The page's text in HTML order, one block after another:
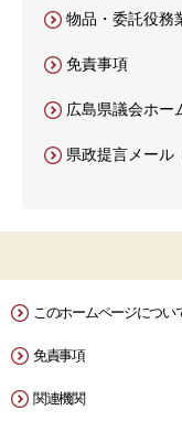
物品・委託役務
免責事項
広島県議会ホー
県政提言メール
このホームページについ
免責事項
関連機関